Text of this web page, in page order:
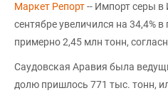
Маркет Репорт-- Импорт серы в
сентябре увеличился на 34,4%
примерно 2,45 млн тонн,
Саудовская Аравия была
долю пришлось 771 тыс. тонн,